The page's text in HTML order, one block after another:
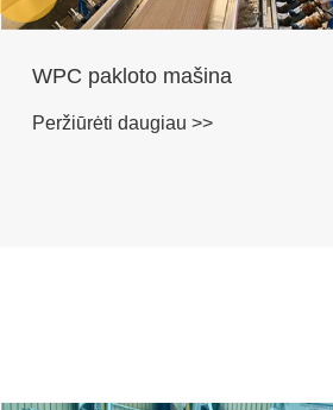
WPC pakloto mašina
Peržiūrėti daugiau >>